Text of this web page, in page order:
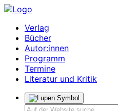
Verlag
Bücher
Autor:innen
Programm
Termine
Literatur und Kritik